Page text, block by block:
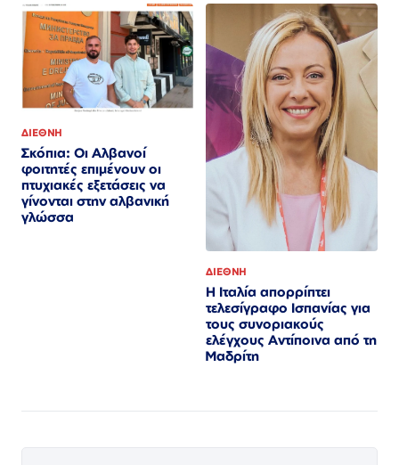
ΔΙΕΘΝΗ
Σκόπια: Οι Αλβανοί
φοιτητές επιμένουν οι
πτυχιακές εξετάσεις να
γίνονται στην αλβανική
γλώσσα
ΔΙΕΘΝΗ
Η Ιταλία απορρίπτει
τελεσίγραφο Ισπανίας για
τους συνοριακούς
ελέγχους Αντίποινα από τη
Μαδρίτη